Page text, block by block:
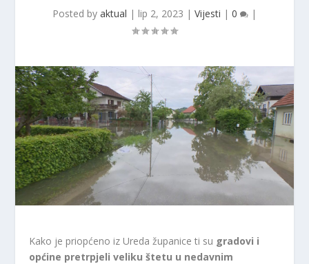
Posted by aktual | lip 2, 2023 | Vijesti | 0 |
Kako je priopćeno iz Ureda županice ti su gradovi i
općine pretrpjeli veliku štetu u nedavnim